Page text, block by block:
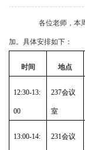
各位老师，本周
加。具体安排如下：
时间 地点
12:30-13:
00
237会议
室
13:00-14: 231会议